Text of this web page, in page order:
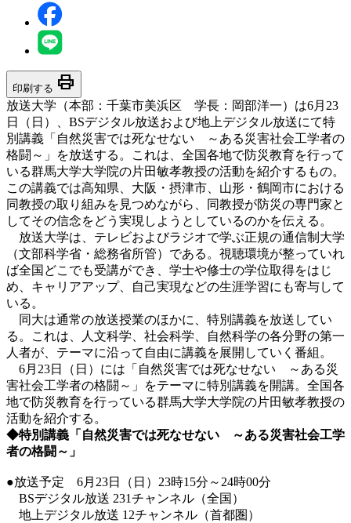
印刷する print
放送大学（本部：千葉市美浜区 学長：岡部洋一）は6月23
日（日）、BSデジタル放送および地上デジタル放送にて特
別講義「自然災害では死なせない ～ある災害社会工学者の
格闘～」を放送する。これは、全国各地で防災教育を行って
いる群馬大学大学院の片田敏孝教授の活動を紹介するもの。
この講義では高知県、大阪・摂津市、山形・鶴岡市における
同教授の取り組みを見つめながら、同教授が防災の専門家と
してその信念をどう実現しようとしているのかを伝える。
放送大学は、テレビおよびラジオで学ぶ正規の通信制大学
（文部科学省・総務省所管）である。視聴環境が整っていれ
ば全国どこでも受講ができ、学士や修士の学位取得をはじ
め、キャリアアップ、自己実現などの生涯学習にも寄与して
いる。
同大は通常の放送授業のほかに、特別講義を放送してい
る。これは、人文科学、社会科学、自然科学の各分野の第一
人者が、テーマに沿って自由に講義を展開していく番組。
6月23日（日）には「自然災害では死なせない ～ある災
害社会工学者の格闘～」をテーマに特別講義を開講。全国各
地で防災教育を行っている群馬大学大学院の片田敏孝教授の
活動を紹介する。
◆特別講義「自然災害では死なせない ～ある災害社会工学
者の格闘～」
●放送予定 6月23日（日）23時15分～24時00分
BSデジタル放送 231チャンネル（全国）
地上デジタル放送 12チャンネル（首都圏）